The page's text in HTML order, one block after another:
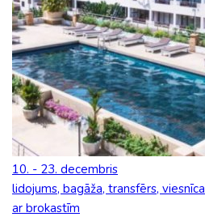
10. - 23. decembris
lidojums, bagāža, transfērs, viesnīca
ar brokastīm